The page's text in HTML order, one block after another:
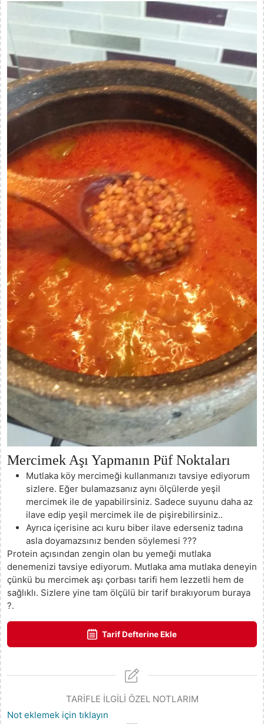
Mercimek Aşı Yapmanın Püf Noktaları
Mutlaka köy mercimeği kullanmanızı tavsiye ediyorum
sizlere. Eğer bulamazsanız aynı ölçülerde yeşil
mercimek ile de yapabilirsiniz. Sadece suyunu daha az
ilave edip yeşil mercimek ile de pişirebilirsiniz..
Ayrıca içerisine acı kuru biber ilave ederseniz tadına
asla doyamazsınız benden söylemesi ???
Protein açısından zengin olan bu yemeği mutlaka
denemenizi tavsiye ediyorum. Mutlaka ama mutlaka deneyin
çünkü bu mercimek aşı çorbası tarifi hem lezzetli hem de
sağlıklı. Sizlere yine tam ölçülü bir tarif bırakıyorum buraya
?.
Tarif Defterine Ekle
TARİFLE İLGİLİ ÖZEL NOTLARIM
Not eklemek için tıklayın